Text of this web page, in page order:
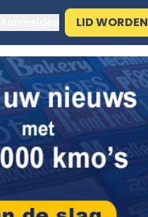
LID WORDEN